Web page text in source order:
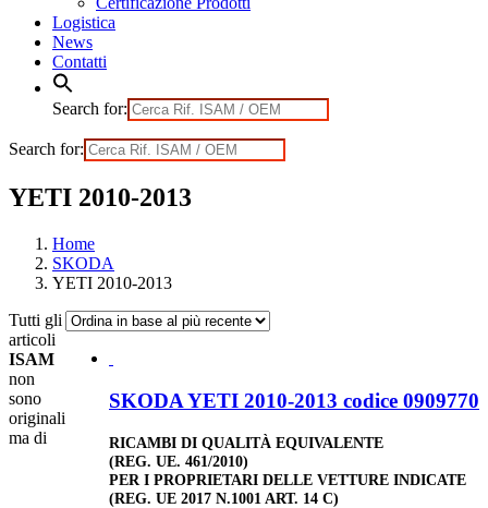
Logistica
News
Contatti
Search for:
Search for:
YETI 2010-2013
Home
SKODA
YETI 2010-2013
SKODA YETI 2010-2013 codice 0909770
RICAMBI DI QUALITÀ EQUIVALENTE
(REG. UE. 461/2010)
PER I PROPRIETARI DELLE VETTURE INDICATE
(REG. UE 2017 N.1001 ART. 14 C)
Tutti gli
articoli
ISAM
non
sono
originali
ma di